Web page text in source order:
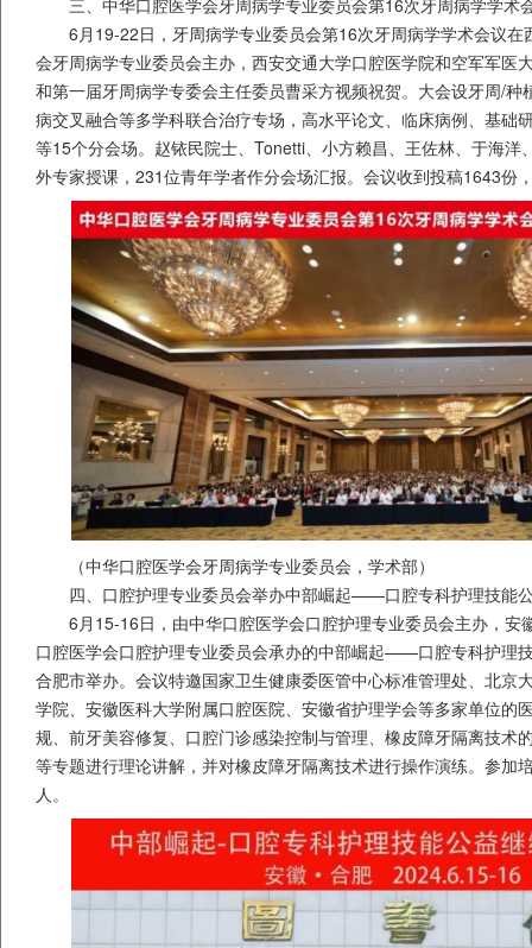
6月19-22日，牙周病学专业委员会第16次牙周病学学术会议
会牙周病学专业委员会主办，西安交通大学口腔医学院和空军军医
和第一届牙周病学专委会主任委员曹采方视频祝贺。大会设牙周/
病交叉融合等多学科联合治疗专场，高水平论文、临床病例、基础
等15个分会场。赵铱民院士、Tonetti、小方赖昌、王佐林、于海洋
外专家授课，231位青年学者作分会场汇报。会议收到投稿1643份
（中华口腔医学会牙周病学专业委员会，学术部）
四、口腔护理专业委员会举办中部崛起——口腔专科护理技能
6月15-16日，由中华口腔医学会口腔护理专业委员会主办，安
口腔医学会口腔护理专业委员会承办的中部崛起——口腔专科护理
合肥市举办。会议特邀国家卫生健康委医管中心标准管理处、北京
学院、安徽医科大学附属口腔医院、安徽省护理学会等多家单位的
规、前牙美容修复、口腔门诊感染控制与管理、橡皮障牙隔离技术
等专题进行理论讲解，并对橡皮障牙隔离技术进行操作演练。参加
人。